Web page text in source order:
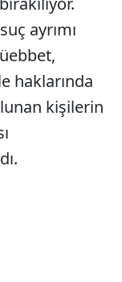
ayrımı
haklarında
kişilerin